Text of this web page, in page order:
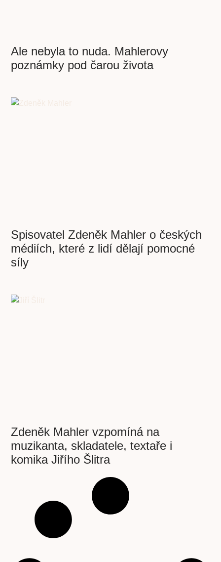
Ale nebyla to nuda. Mahlerovy
poznámky pod čarou života
Spisovatel Zdeněk Mahler o českých
médiích, které z lidí dělají pomocné
síly
Zdeněk Mahler vzpomíná na
muzikanta, skladatele, textaře i
komika Jiřího Šlitra